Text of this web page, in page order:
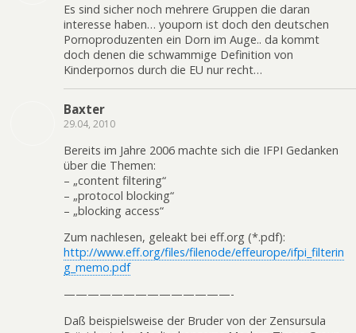
Es sind sicher noch mehrere Gruppen die daran
interesse haben… youporn ist doch den deutschen
Pornoproduzenten ein Dorn im Auge.. da kommt
doch denen die schwammige Definition von
Kinderpornos durch die EU nur recht…
Baxter
29.04, 2010
Bereits im Jahre 2006 machte sich die IFPI Gedanken
über die Themen:
– „content filtering“
– „protocol blocking“
– „blocking access“
Zum nachlesen, geleakt bei eff.org (*.pdf):
http://www.eff.org/files/filenode/effeurope/ifpi_filterin
g_memo.pdf
——————————————-
Daß beispielsweise der Bruder von der Zensursula